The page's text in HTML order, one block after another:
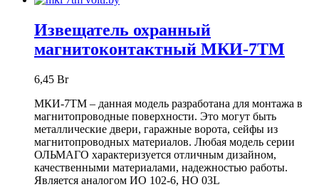
Извещатель охранный
магнитоконтактный МКИ-7ТМ
6,45 Br
МКИ-7ТМ – данная модель разработана для монтажа в
магнитопроводные поверхности. Это могут быть
металлические двери, гаражные ворота, сейфы из
магнитопроводных материалов. Любая модель серии
ОЛЬМАГО характеризуется отличным дизайном,
качественными материалами, надежностью работы.
Является аналогом ИО 102-6, HO 03L